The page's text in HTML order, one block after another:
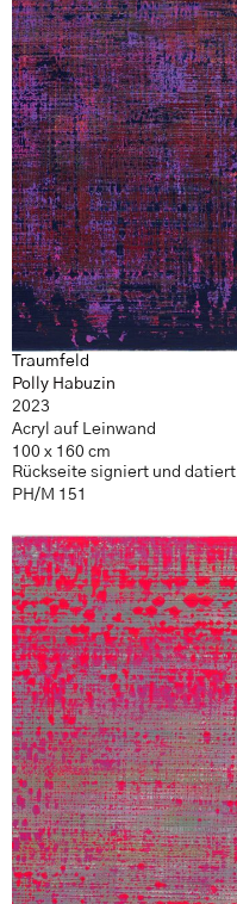
Traumfeld
Polly Habuzin
2023
Acryl auf Leinwand
100 x 160 cm
Rückseite signiert und datiert
PH/M 151